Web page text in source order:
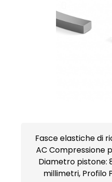
Fasce elastiche di
AC Compressione
Diametro pistone:
millimetri, Profilo